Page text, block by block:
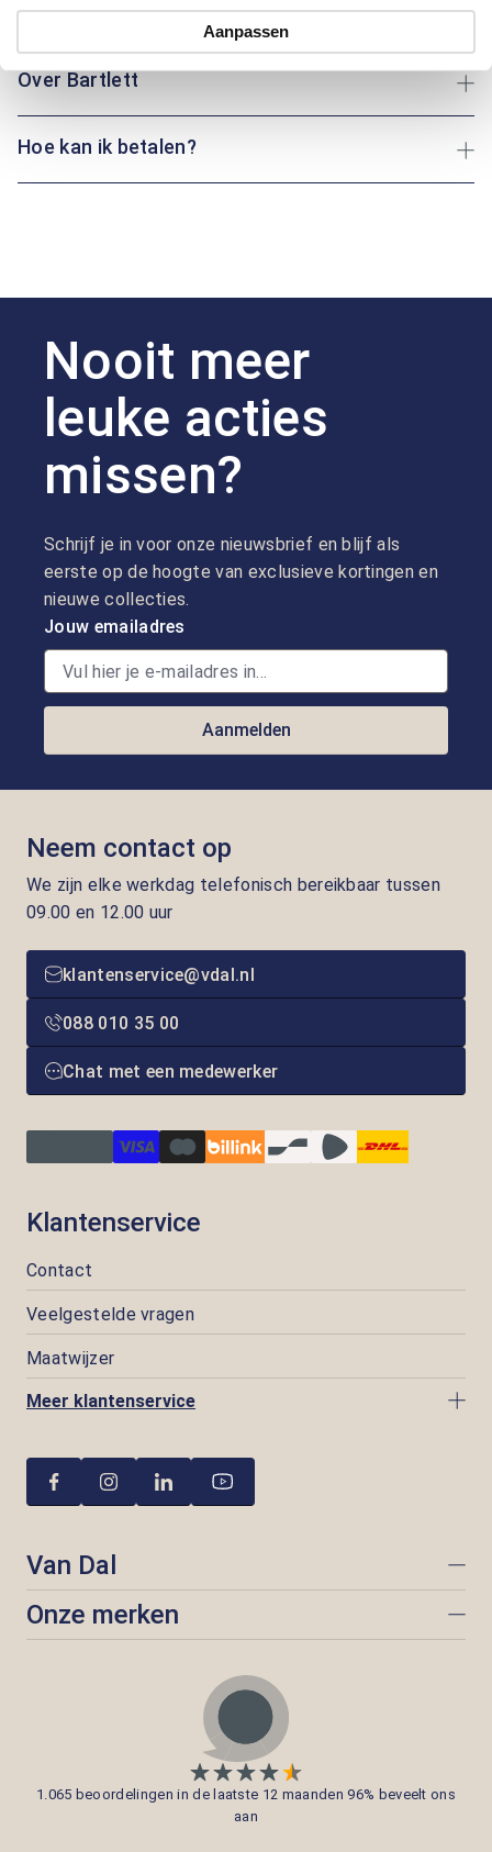
Aanpassen
Maatinformatie
Over Bartlett
Hoe kan ik betalen?
Nooit meer
leuke acties
missen?
Schrijf je in voor onze nieuwsbrief en blijf als
eerste op de hoogte van exclusieve kortingen en
nieuwe collecties.
Jouw emailadres
Aanmelden
Neem contact op
We zijn elke werkdag telefonisch bereikbaar tussen
09.00 en 12.00 uur
klantenservice@vdal.nl
088 010 35 00
Chat met een medewerker
Klantenservice
Contact
Veelgestelde vragen
Maatwijzer
Meer klantenservice
Van Dal
Onze merken
1.065 beoordelingen in de laatste 12 maanden 96% beveelt ons
aan